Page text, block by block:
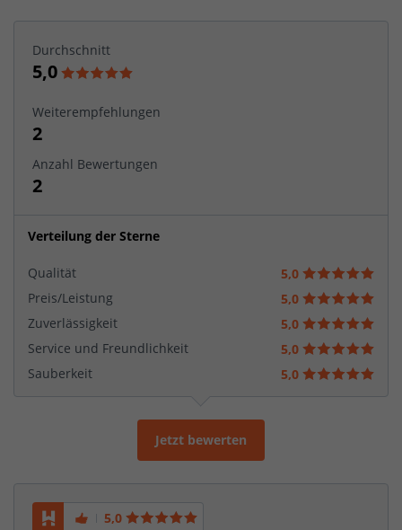
Durchschnitt
5,0
Weiterempfehlungen
2
Anzahl Bewertungen
2
Verteilung der Sterne
Qualität
5,0
Preis/Leistung
5,0
Zuverlässigkeit
5,0
Service und Freundlichkeit
5,0
Sauberkeit
5,0
Jetzt bewerten
5,0